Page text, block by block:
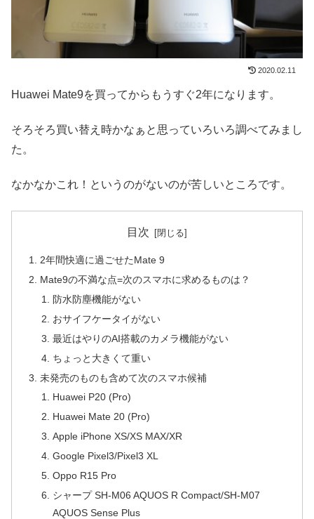
2020.02.11
Huawei Mate9を買ってからもうすぐ2年になります。
そろそろ買い替え時かなぁと思っていろいろ調べてみまし
た。
なかなかこれ！というのがないのが苦しいところです。
目次
2年間快適に過ごせたMate 9
Mate9の不満な点=次のスマホに求めるものは？
防水防塵機能がない
おサイフケータイがない
最近はやりのAI搭載のカメラ機能がない
ちょっと大きくて重い
未発売のものも含めて次のスマホ候補
Huawei P20 (Pro)
Huawei Mate 20 (Pro)
Apple iPhone XS/XS MAX/XR
Google Pixel3/Pixel3 XL
Oppo R15 Pro
シャープ SH-M06 AQUOS R Compact/SH-M07
AQUOS Sense Plus